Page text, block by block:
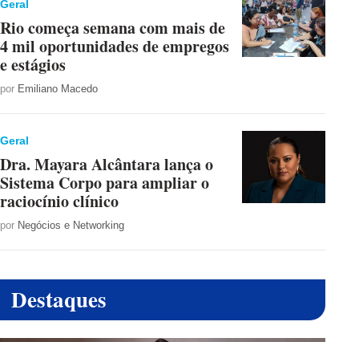
Geral
Rio começa semana com mais de
4 mil oportunidades de empregos
e estágios
por Emiliano Macedo
Geral
Dra. Mayara Alcântara lança o
Sistema Corpo para ampliar o
raciocínio clínico
por Negócios e Networking
Destaques